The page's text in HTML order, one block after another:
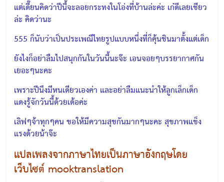
แต่เดี๊ยนคิดว่าปีนี้จะลอยกระทงในโอ่งที่บ้านล่ะค่ะ เก๋ดีเลยเชียว
ล่ะ คิดว่านะ
555 ก็นับว่าเป็นประเพณีไทยรูปแบบหนึ่งที่ก็คุ้นชินมาตั้งแต่เด็ก
ยังไงก็อย่าลืมไปสนุกกันในวันนี้นะจ๊ะ เอนจอยๆบรรยากาศกัน
เยอะๆนะคะ
เพราะปีนึงมีหนเดียวเองค่า และอย่าลืมแนะนำให้ลูกเล็กเด็ก
แดงรู้จักวันนี้ด้วยเด้อค่ะ
เลิฟๆจ้าทุกๆคน ขอให้มีความสุขกันมากๆนะคะ สุขภาพแข็ง
แรงด้วยน้าจ๊ะ
แปลเพลงจากภาษาไทยเป็นภาษาอังกฤษโดย
เว็บไซต์ mooktranslation